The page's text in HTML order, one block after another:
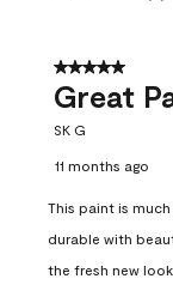
5 out of 5
Great
SK G
11 months ago
This paint is
durable with
the fresh new